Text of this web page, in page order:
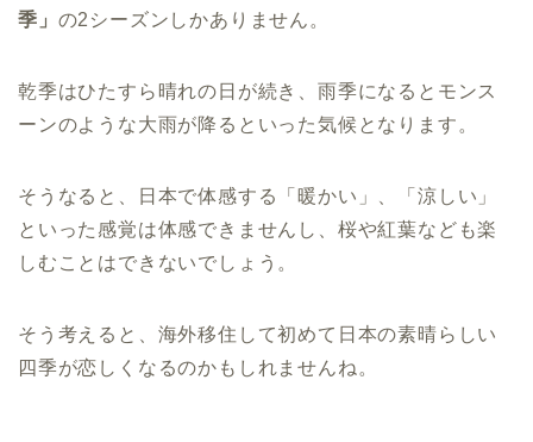
季」 の2シーズンしかありません。
乾季はひたすら晴れの日が続き、雨季になるとモンス
ーンのような大雨が降るといった気候となります。
そうなると、日本で体感する「暖かい」、「涼しい」
といった感覚は体感できませんし、桜や紅葉なども楽
しむことはできないでしょう。
そう考えると、海外移住して初めて日本の素晴らしい
四季が恋しくなるのかもしれませんね。